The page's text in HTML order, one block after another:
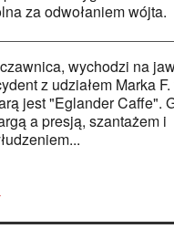
za odwołaniem wójta.
wychodzi na
z udziałem Marka
jest "Eglander Caffe".
a presją, szantażem i